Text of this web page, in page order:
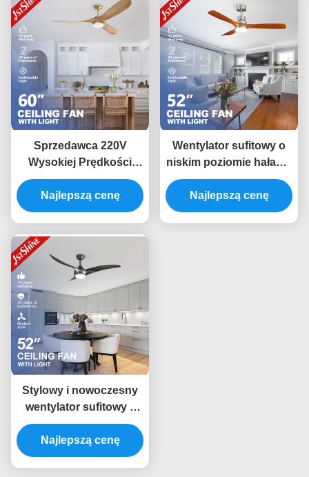
Sprzedawca 220V
Wysokiej Prędkości
Czarny Nowoczesny
Bldc
Najlepszą cenę
Wentylator sufitowy o
niskim poziomie hałasu,
antykorozyjny,
zmieniający kolor z
silnikiem 110 V AC
Najlepszą cenę
Stylowy i nowoczesny
wentylator sufitowy z
światłem i zdalnym
niskim hałasem
Najlepszą cenę